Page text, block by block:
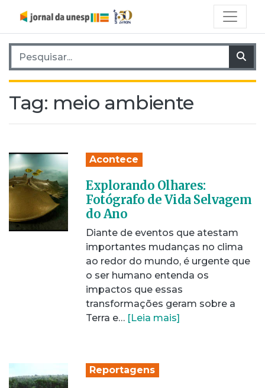
Pesquisar por:
Tag: meio ambiente
Acontece
Explorando Olhares:
Fotógrafo de Vida Selvagem
do Ano
Diante de eventos que atestam
importantes mudanças no clima
ao redor do mundo, é urgente que
o ser humano entenda os
impactos que essas
transformações geram sobre a
Terra e… [Leia mais]
Reportagens